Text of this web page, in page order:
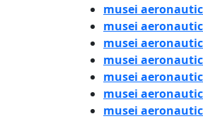
musei
musei
musei
musei
musei
musei
musei